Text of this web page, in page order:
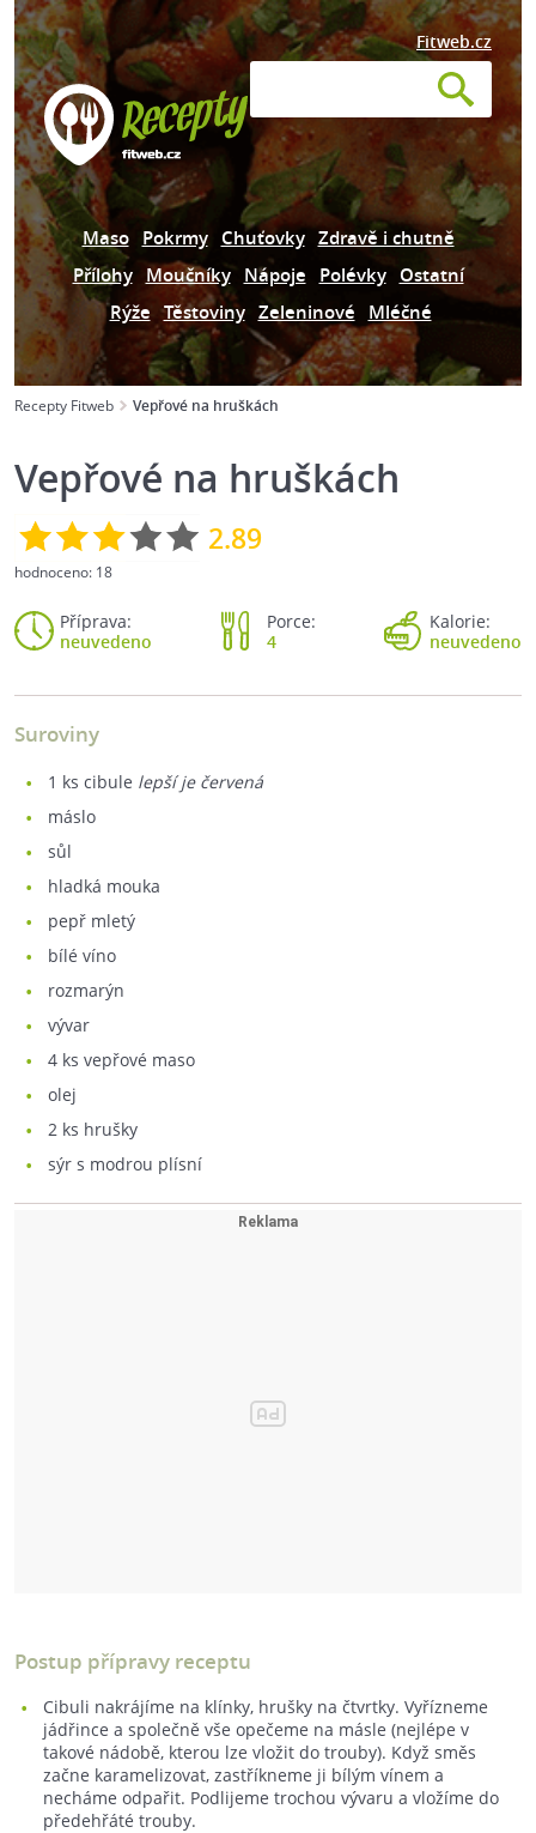
Fitweb.cz
Maso Pokrmy Chuťovky Zdravě i chutně
Přílohy Moučníky Nápoje Polévky Ostatní
Rýže Těstoviny Zeleninové Mléčné
Recepty Fitweb Vepřové na hruškách
Vepřové na hruškách
2.89
hodnoceno: 18
Příprava:
neuvedeno
Porce:
4
Kalorie:
neuvedeno
Suroviny
1 ks cibule lepší je červená
máslo
sůl
hladká mouka
pepř mletý
bílé víno
rozmarýn
vývar
4 ks vepřové maso
olej
2 ks hrušky
sýr s modrou plísní
Postup přípravy receptu
Cibuli nakrájíme na klínky, hrušky na čtvrtky. Vyřízneme
jádřince a společně vše opečeme na másle (nejlépe v
takové nádobě, kterou lze vložit do trouby). Když směs
začne karamelizovat, zastříkneme ji bílým vínem a
necháme odpařit. Podlijeme trochou vývaru a vložíme do
předehřáté trouby.